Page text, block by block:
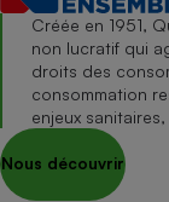
Créée en 1951,
non lucratif qui
droits des
consommation
enjeux
Nous découvrir